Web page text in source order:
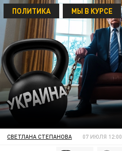
ПОЛИТИКА МЫ В КУРСЕ
СВЕТЛАНА СТЕПАНОВА 07 ИЮЛЯ 12:00